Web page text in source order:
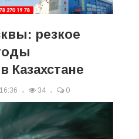
резкое
Казахстане
34 0